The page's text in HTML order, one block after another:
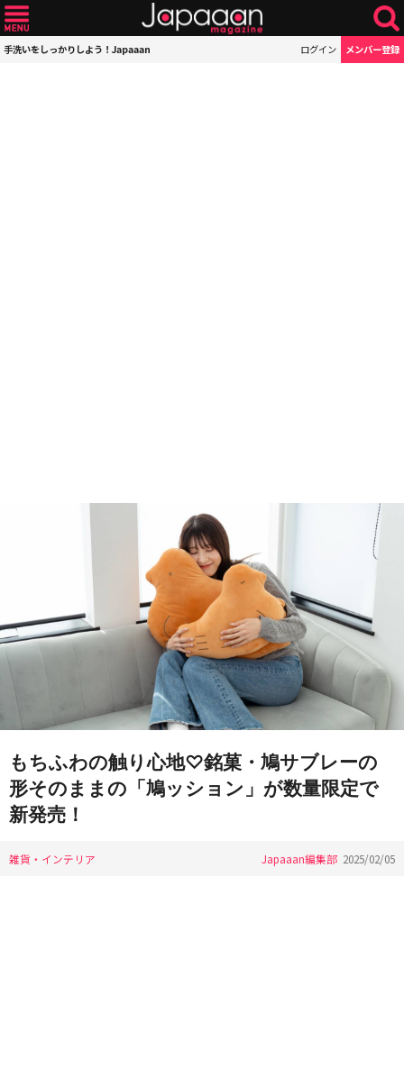
手洗いをしっかりしよう！Japaaan ログイン メンバー登録
もちふわの触り心地♡銘菓・鳩サブレーの
形そのままの「鳩ッション」が数量限定で
新発売！
雑貨・インテリア Japaaan編集部 2025/02/05